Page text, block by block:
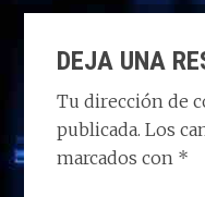
d
o
n
b
o
o
k
CON
LOS
LECTORES
DEJA UNA
Tu dirección de
publicada. Los
marcados con *